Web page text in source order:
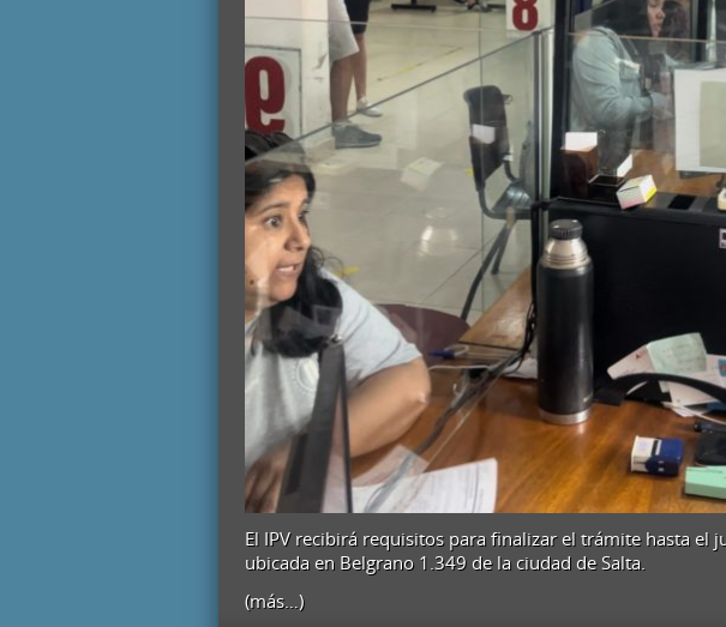
ESTE
El IPV recibirá requisitos para finalizar el trámite hasta el
ubicada en Belgrano 1.349 de la ciudad de Salta.
(más…)